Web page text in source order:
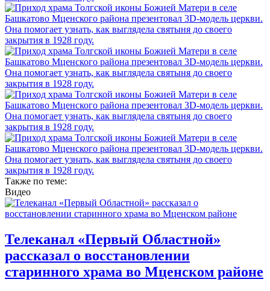
Также по теме:
Видео
Телеканал «Первый Областной»
рассказал о восстановлении
старинного храма во Мценском районе